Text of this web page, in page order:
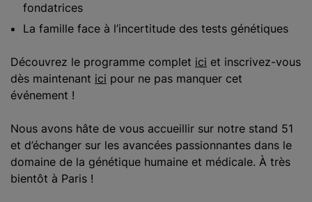
fondatrices
La famille face à l’incertitude des tests génétiques
Découvrez le programme complet ici et inscrivez-vous
dès maintenant ici pour ne pas manquer cet
événement !
Nous avons hâte de vous accueillir sur notre stand 51
et d’échanger sur les avancées passionnantes dans le
domaine de la génétique humaine et médicale. À très
bientôt à Paris !